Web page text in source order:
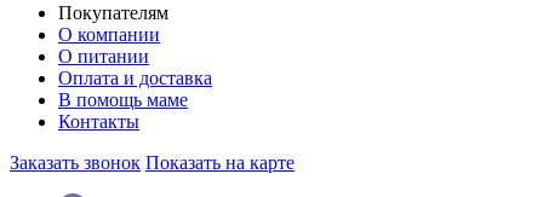
Покупателям
О компании
О питании
Оплата и доставка
В помощь маме
Контакты
Заказать звонок Показать на карте